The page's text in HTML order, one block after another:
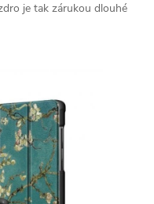
je tak zárukou dlouhé